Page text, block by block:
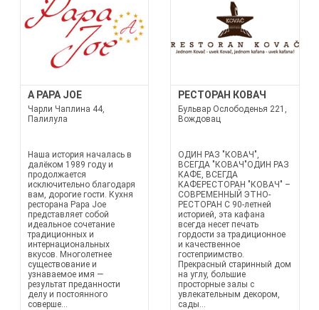
A PAPA JOE
Чарли Чаплина 44,
Палилула
Наша история началась в
далёком 1989 году и
продолжается
исключительно благодаря
вам, дорогие гости. Кухня
ресторана Papa Joe
представляет собой
идеальное сочетание
традиционных и
интернациональных
вкусов. Многолетнее
существование и
узнаваемое имя —
результат преданности
делу и постоянного
соверше...
РЕСТОРАН КОВАЧ
Бульвар Ослободенья 221,
Вождовац
ОДИН РАЗ "КОВАЧ",
ВСЕГДА "КОВАЧ"ОДИН РАЗ
КАФЕ, ВСЕГДА
КАФЕРЕСТОРАН "КОВАЧ" –
СОВРЕМЕННЫЙ ЭТНО-
РЕСТОРАН С 90-летней
историей, эта кафана
всегда несет печать
гордости за традиционное
и качественное
гостеприимство.
Прекрасный старинный дом
на углу, большие
просторные залы с
увлекательным декором,
сады...